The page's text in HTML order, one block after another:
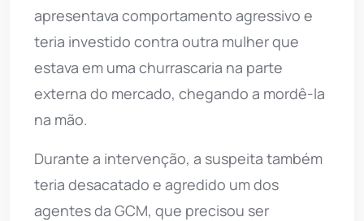
apresentava comportamento agressivo e
teria investido contra outra mulher que
estava em uma churrascaria na parte
externa do mercado, chegando a mordê-la
na mão.
Durante a intervenção, a suspeita também
teria desacatado e agredido um dos
agentes da GCM, que precisou ser